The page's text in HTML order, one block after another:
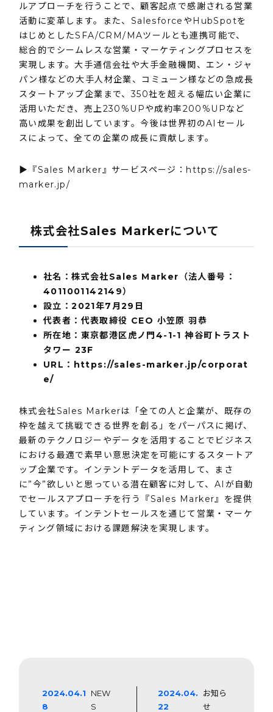
ルアプローチを行うことで、顧客起点で感謝される営業
活動に変革します。また、SalesforceやHubSpotを
はじめとしたSFA/CRM/MAツールとも連携可能で、
総合的でシームレスな営業・マーケティングプロセスを
実現します。大手通信会社や大手金融機関、エン・ジャ
パン様などの大手人材企業、コミューン様などの急成長
スタートアップ企業まで、350社を超える幅広い企業に
活用いただき、売上230%UPや成約率200%UPなど
高い成果を創出しています。今後は世界初のAIセール
スによって、全ての企業の成長に貢献します。
▶️『Sales Marker』サービスページ： https://sales-
marker.jp/
株式会社Sales Markerについて
社名：株式会社Sales Marker（法人番号：
4011001142149）
設⽴：2021年7⽉29⽇
代表者：代表取締役 CEO 小笠原 羽恭
所在地：東京都港区虎ノ門4-1-1 神谷町トラスト
タワー 23F
URL： https://sales-marker.jp/corporat
e/
株式会社Sales Markerは「全ての人と企業が、既存の
枠を越えて挑戦できる世界を創る」をパーパスに掲げ、
最新のテクノロジーやデータを活用することでビジネス
における最適で素早い意思決定を可能にするスタートア
ップ企業です。インテントデータを活用して、まさ
に”今”欲しいと思っている潜在顧客に対して、AIが自動
でセールスアプローチを行う『Sales Marker』を提供
しています。インテントセールスを通じて営業・マーケ
ティング領域における課題解決を実現します。
2024.04.1
8
NEW
S
2024.04.
22
お知ら
せ